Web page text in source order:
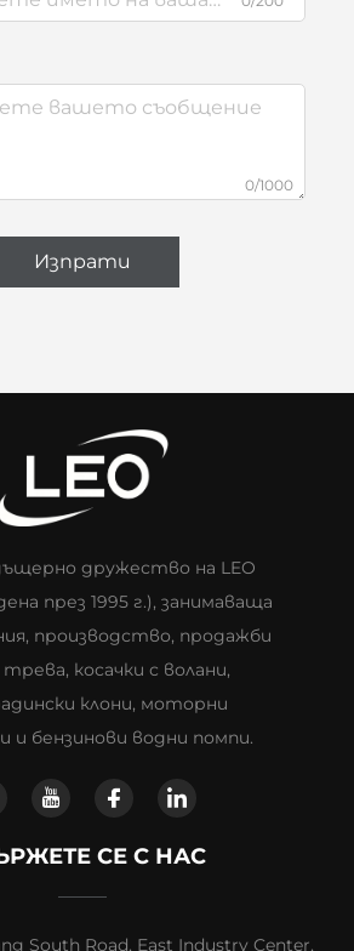
0/1000
Изпрати
дружество на LEO
през 1995 г.), занимаваща
производство, продажби
трева, косачки с волани,
клони, моторни
и бензинови водни помпи.
СЕ С НАС
South Road, East Industry Center,